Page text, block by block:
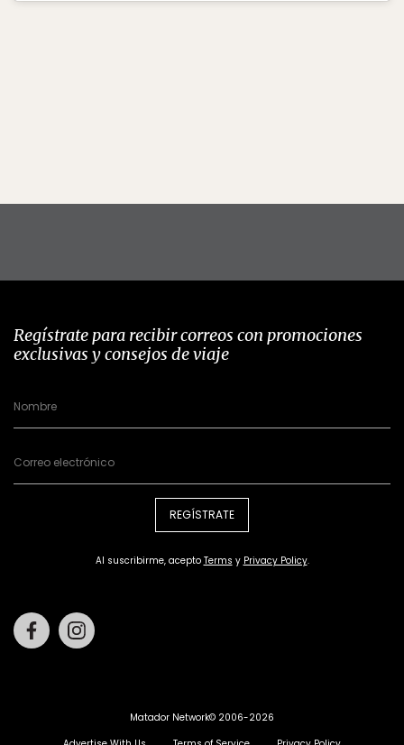
Regístrate para recibir correos con promociones
exclusivas y consejos de viaje
REGÍSTRATE
Al suscribirme, acepto Terms y Privacy Policy.
Facebook
Matador Network© 2006-2026